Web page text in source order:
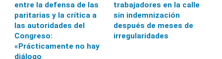
entre la defensa de las
paritarias y la crítica a
las autoridades del
Congreso:
«Prácticamente no hay
diálogo
trabajadores en la calle
sin indemnización
después de meses de
irregularidades